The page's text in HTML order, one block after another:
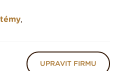
,
UPRAVIT FIRMU